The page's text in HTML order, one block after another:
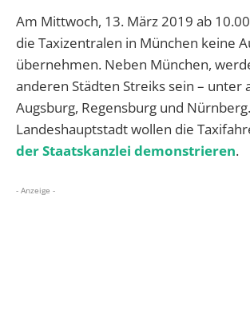
Am Mittwoch, 13. März 2019 ab
die Taxizentralen in München keine
übernehmen. Neben München,
anderen Städten Streiks sein – unter
Augsburg, Regensburg und
Landeshauptstadt wollen die
der Staatskanzlei demonstrieren.
- Anzeige -